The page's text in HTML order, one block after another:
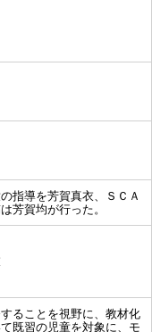
指導を芳賀真衣、ＳＣＡ
芳賀均が行った。
ることを視野に、教材化
既習の児童を対象に、モ